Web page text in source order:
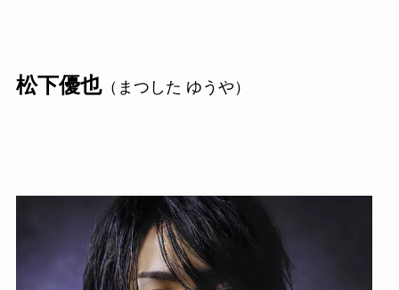
松下優也（まつした ゆうや）